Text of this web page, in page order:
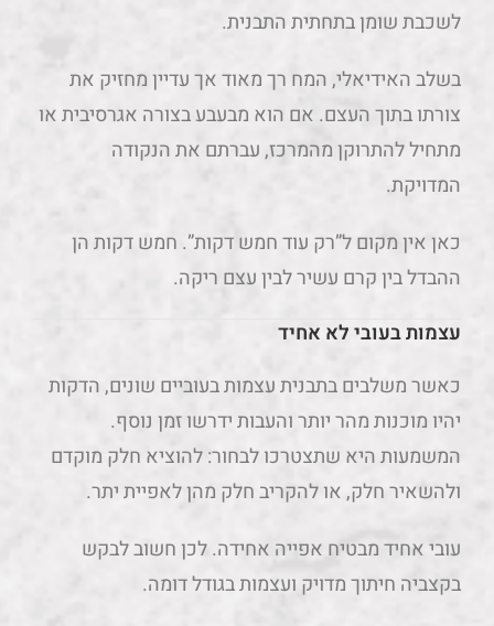
לשכבת שומן בתחתית התבנית.
בשלב האידיאלי, המח רך מאוד אך עדיין מחזיק את
צורתו בתוך העצם. אם הוא מבעבע בצורה אגרסיבית או
מתחיל להתרוקן מהמרכז, עברתם את הנקודה
המדויקת.
כאן אין מקום ל”רק עוד חמש דקות”. חמש דקות הן
ההבדל בין קרם עשיר לבין עצם ריקה.
עצמות בעובי לא אחיד
כאשר משלבים בתבנית עצמות בעוביים שונים, הדקות
יהיו מוכנות מהר יותר והעבות ידרשו זמן נוסף.
המשמעות היא שתצטרכו לבחור: להוציא חלק מוקדם
ולהשאיר חלק, או להקריב חלק מהן לאפיית יתר.
עובי אחיד מבטיח אפייה אחידה. לכן חשוב לבקש
בקצביה חיתוך מדויק ועצמות בגודל דומה.